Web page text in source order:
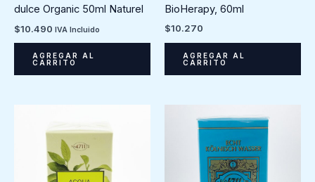
dulce Organic 50ml Naturel
$10.490 IVA Incluido
AGREGAR AL
CARRITO
BioHerapy, 60ml
$10.270
AGREGAR AL
CARRITO